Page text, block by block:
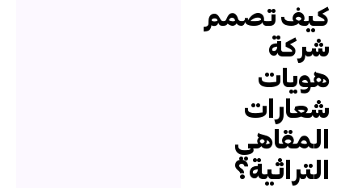
كيف تصمم
شركة
هويات
شعارات
المقاهي
التراثية؟